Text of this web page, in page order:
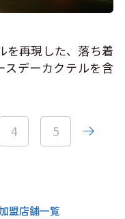
盟店舗一覧
を再現した、落ち着
スデーカクテルを含
4 5